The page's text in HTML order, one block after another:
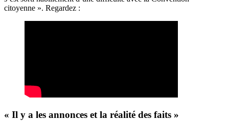
citoyenne ». Regardez :
« Il y a les annonces et la réalité des faits »